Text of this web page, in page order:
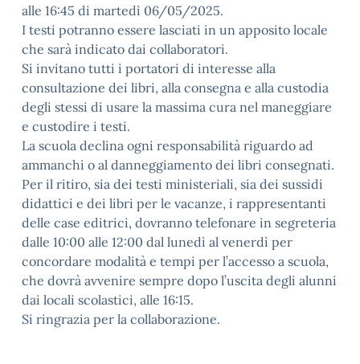
alle 16:45 di martedì 06/05/2025.
I testi potranno essere lasciati in un apposito locale
che sarà indicato dai collaboratori.
Si invitano tutti i portatori di interesse alla
consultazione dei libri, alla consegna e alla custodia
degli stessi di usare la massima cura nel maneggiare
e custodire i testi.
La scuola declina ogni responsabilità riguardo ad
ammanchi o al danneggiamento dei libri consegnati.
Per il ritiro, sia dei testi ministeriali, sia dei sussidi
didattici e dei libri per le vacanze, i rappresentanti
delle case editrici, dovranno telefonare in segreteria
dalle 10:00 alle 12:00 dal lunedì al venerdì per
concordare modalità e tempi per l’accesso a scuola,
che dovrà avvenire sempre dopo l’uscita degli alunni
dai locali scolastici, alle 16:15.
Si ringrazia per la collaborazione.